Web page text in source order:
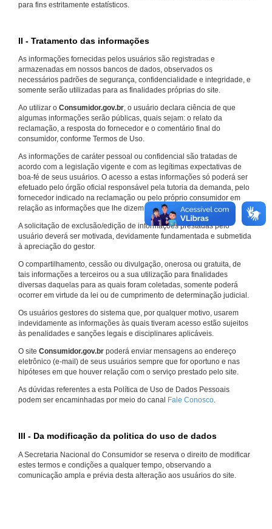
para fins estritamente estatísticos.
II - Tratamento das informações
As informações fornecidas pelos usuários são registradas e
armazenadas em nossos bancos de dados, observados os
necessários padrões de segurança, confidencialidade e integridade, e
somente serão utilizadas para as finalidades próprias do site.
Ao utilizar o Consumidor.gov.br, o usuário declara ciência de que
algumas informações serão públicas, quais sejam: o relato da
reclamação, a resposta do fornecedor e o comentário final do
consumidor, conforme Termos de Uso.
As informações de caráter pessoal ou confidencial são tratadas de
acordo com a legislação vigente e com as legítimas expectativas de
boa-fé de seus usuários. O acesso a estas informações só poderá ser
efetuado pelo órgão oficial responsável pela tutoria da demanda, pelo
fornecedor indicado na reclamação ou pelo próprio consumidor em
relação as informações que lhe dizem respeito.
A solicitação de exclusão/edição de informações prestadas pelo
usuário deverá ser motivada, devidamente fundamentada e submetida
à apreciação do gestor.
O compartilhamento, cessão ou divulgação, onerosa ou gratuita, de
tais informações a terceiros ou a sua utilização para finalidades
diversas daquelas para as quais foram coletadas, somente poderá
ocorrer em virtude da lei ou de cumprimento de determinação judicial.
Os usuários gestores do sistema que, por qualquer motivo, usarem
indevidamente as informações às quais tiveram acesso estão sujeitos
às penalidades e sanções legais e disciplinares aplicáveis.
O site Consumidor.gov.br poderá enviar mensagens ao endereço
eletrônico (e-mail) de seus usuários sempre que for oportuno e nas
hipóteses em que houver relação com o serviço prestado pelo site.
As dúvidas referentes a esta Política de Uso de Dados Pessoais
podem ser encaminhadas por meio do canal Fale Conosco.
III - Da modificação da politica do uso de dados
A Secretaria Nacional do Consumidor se reserva o direito de modificar
estes termos e condições a qualquer tempo, observando a
comunicação ampla e prévia desta alteração aos usuários do site.